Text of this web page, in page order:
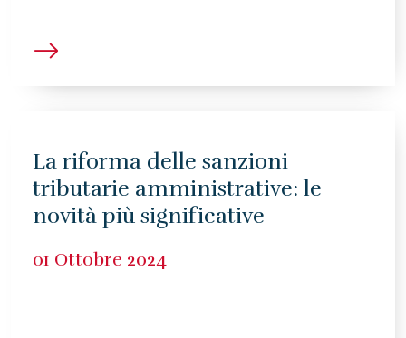
La riforma delle sanzioni
tributarie amministrative: le
novità più significative
01 Ottobre 2024